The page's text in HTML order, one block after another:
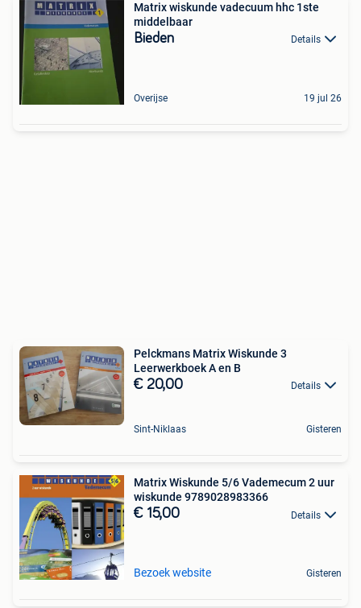
Matrix wiskunde vadecuum hhc 1ste
middelbaar
Bieden Details
Overijse 19 jul 26
Pelckmans Matrix Wiskunde 3
Leerwerkboek A en B
€ 20,00 Details
Sint-Niklaas Gisteren
Matrix Wiskunde 5/6 Vademecum 2 uur
wiskunde 9789028983366
€ 15,00 Details
Bezoek website Gisteren